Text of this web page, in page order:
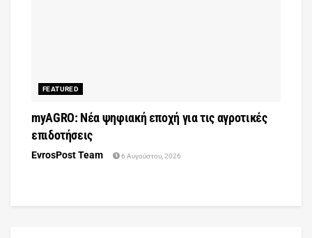
FEATURED
myAGRO: Νέα ψηφιακή εποχή για τις αγροτικές
επιδοτήσεις
EvrosPost Team 6 Αυγούστου, 2026